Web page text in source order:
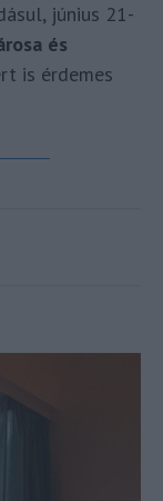
június 21-
és
is érdemes